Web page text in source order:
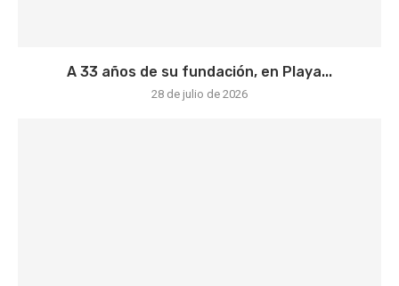
A 33 años de su fundación, en Playa...
28 de julio de 2026